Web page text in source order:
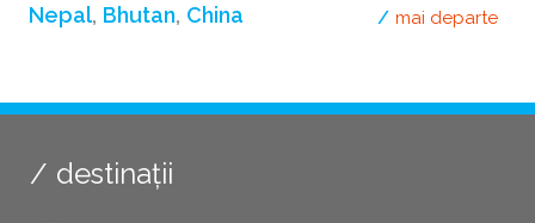
Nepal Bhutan China mai departe
destinații